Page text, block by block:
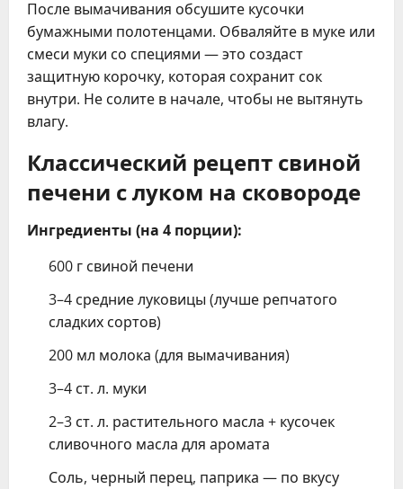
После вымачивания обсушите кусочки
бумажными полотенцами. Обваляйте в муке или
смеси муки со специями — это создаст
защитную корочку, которая сохранит сок
внутри. Не солите в начале, чтобы не вытянуть
влагу.
Классический рецепт свиной
печени с луком на сковороде
Ингредиенты (на 4 порции):
600 г свиной печени
3–4 средние луковицы (лучше репчатого
сладких сортов)
200 мл молока (для вымачивания)
3–4 ст. л. муки
2–3 ст. л. растительного масла + кусочек
сливочного масла для аромата
Соль, черный перец, паприка — по вкусу